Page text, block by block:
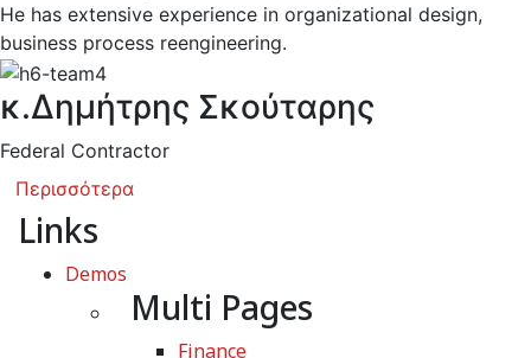
He has extensive experience in organizational design,
business process reengineering.
κ.Δημήτρης Σκούταρης
Federal Contractor
Περισσότερα
Links
Demos
Multi Pages
Finance